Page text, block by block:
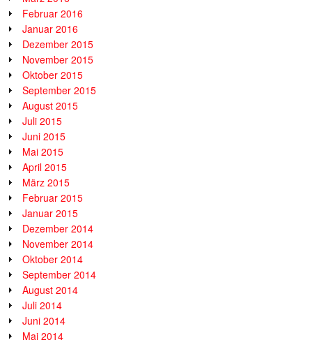
Februar 2016
Januar 2016
Dezember 2015
November 2015
Oktober 2015
September 2015
August 2015
Juli 2015
Juni 2015
Mai 2015
April 2015
März 2015
Februar 2015
Januar 2015
Dezember 2014
November 2014
Oktober 2014
September 2014
August 2014
Juli 2014
Juni 2014
Mai 2014